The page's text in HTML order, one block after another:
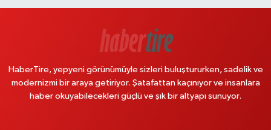
HaberTire, yepyeni görünümüyle sizleri buluştururken, sadelik ve
modernizmi bir araya getiriyor. Şatafattan kaçınıyor ve insanlara
haber okuyabilecekleri güçlü ve şık bir altyapı sunuyor.